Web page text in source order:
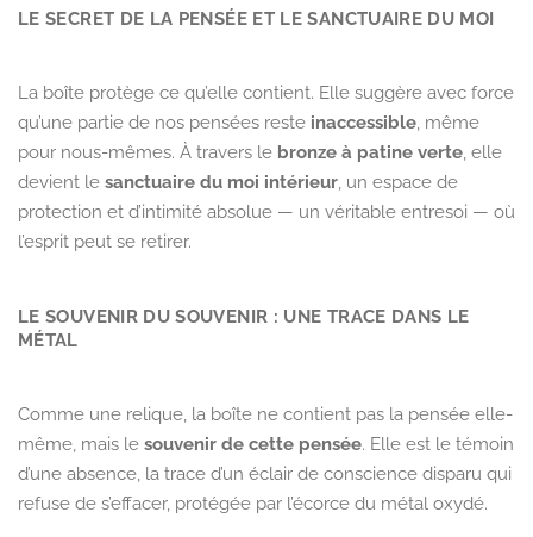
LE SECRET DE LA PENSÉE ET LE SANCTUAIRE DU MOI
La boîte protège ce qu’elle contient. Elle suggère avec force
qu’une partie de nos pensées reste inaccessible, même
pour nous-mêmes. À travers le bronze à patine verte, elle
devient le sanctuaire du moi intérieur, un espace de
protection et d’intimité absolue — un véritable entresoi — où
l’esprit peut se retirer.
LE SOUVENIR DU SOUVENIR : UNE TRACE DANS LE
MÉTAL
Comme une relique, la boîte ne contient pas la pensée elle-
même, mais le souvenir de cette pensée. Elle est le témoin
d’une absence, la trace d’un éclair de conscience disparu qui
refuse de s’effacer, protégée par l’écorce du métal oxydé.